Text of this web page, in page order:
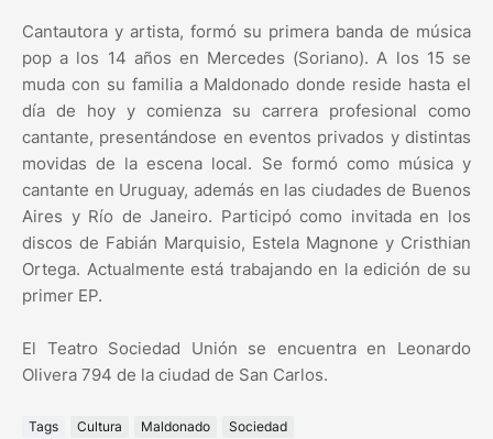
Cantautora y artista, formó su primera banda de música
pop a los 14 años en Mercedes (Soriano). A los 15 se
muda con su familia a Maldonado donde reside hasta el
día de hoy y comienza su carrera profesional como
cantante, presentándose en eventos privados y distintas
movidas de la escena local. Se formó como música y
cantante en Uruguay, además en las ciudades de Buenos
Aires y Río de Janeiro. Participó como invitada en los
discos de Fabián Marquisio, Estela Magnone y Cristhian
Ortega. Actualmente está trabajando en la edición de su
primer EP.
El Teatro Sociedad Unión se encuentra en Leonardo
Olivera 794 de la ciudad de San Carlos.
Tags Cultura Maldonado Sociedad